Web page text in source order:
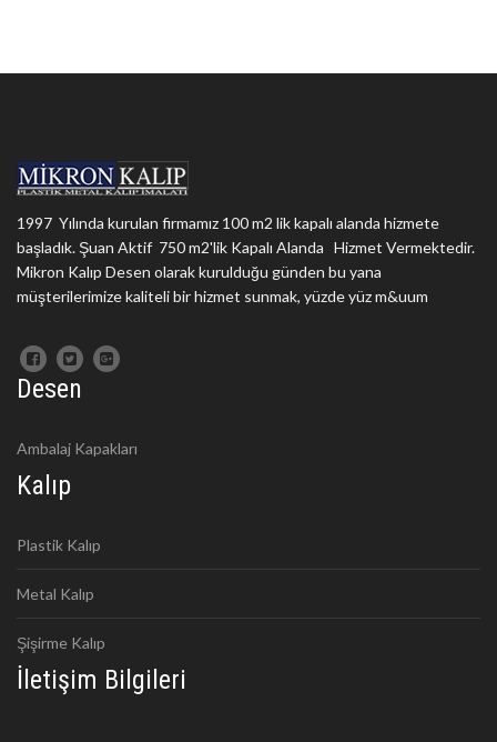
1997 Yılında kurulan firmamız 100 m2 lik kapalı alanda hizmete
başladık. Şuan Aktif 750 m2'lik Kapalı Alanda Hizmet Vermektedir.
Mikron Kalıp Desen olarak kurulduğu günden bu yana
müşterilerimize kaliteli bir hizmet sunmak, yüzde yüz m&uum
Desen
Ambalaj Kapakları
Kalıp
Plastik Kalıp
Metal Kalıp
Şişirme Kalıp
İletişim Bilgileri